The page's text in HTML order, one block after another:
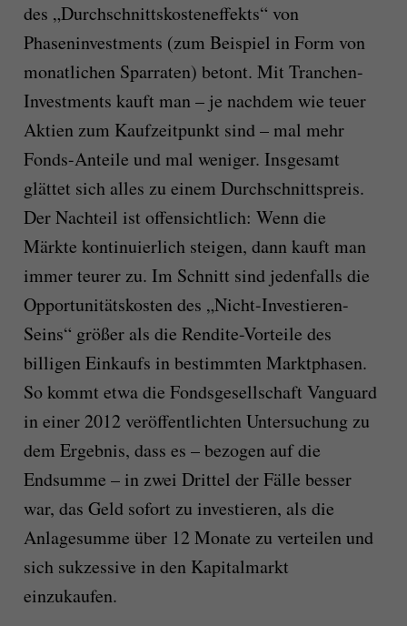
des „Durchschnittskosteneffekts“ von
Phaseninvestments (zum Beispiel in Form von
monatlichen Sparraten) betont. Mit Tranchen-
Investments kauft man – je nachdem wie teuer
Aktien zum Kaufzeitpunkt sind – mal mehr
Fonds-Anteile und mal weniger. Insgesamt
glättet sich alles zu einem Durchschnittspreis.
Der Nachteil ist offensichtlich: Wenn die
Märkte kontinuierlich steigen, dann kauft man
immer teurer zu. Im Schnitt sind jedenfalls die
Opportunitätskosten des „Nicht-Investieren-
Seins“ größer als die Rendite-Vorteile des
billigen Einkaufs in bestimmten Marktphasen.
So kommt etwa die Fondsgesellschaft Vanguard
in einer 2012 veröffentlichten Untersuchung zu
dem Ergebnis, dass es – bezogen auf die
Endsumme – in zwei Drittel der Fälle besser
war, das Geld sofort zu investieren, als die
Anlagesumme über 12 Monate zu verteilen und
sich sukzessive in den Kapitalmarkt
einzukaufen.